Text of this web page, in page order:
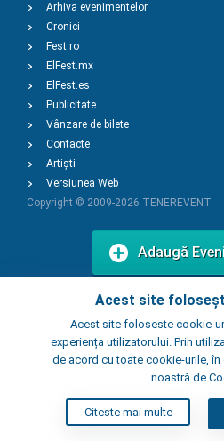
Acest site
Acest site foloseste cookie-
experiența utilizatorului. Prin
de acord cu toate cookie-urile,
noastră de
Citeste mai multe
Arhiva evenimentelor
Cronici
Fest.ro
ElFest.mx
ElFest.es
Publicitate
Vânzare de bilete
Contacte
Artiști
Versiunea Web
Copyright © 2009-2026 TENEREVENT
Adaugă
Adaugă Local